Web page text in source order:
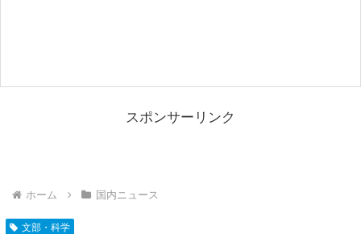
スポンサーリンク
ホーム 国内ニュース
文部・科学